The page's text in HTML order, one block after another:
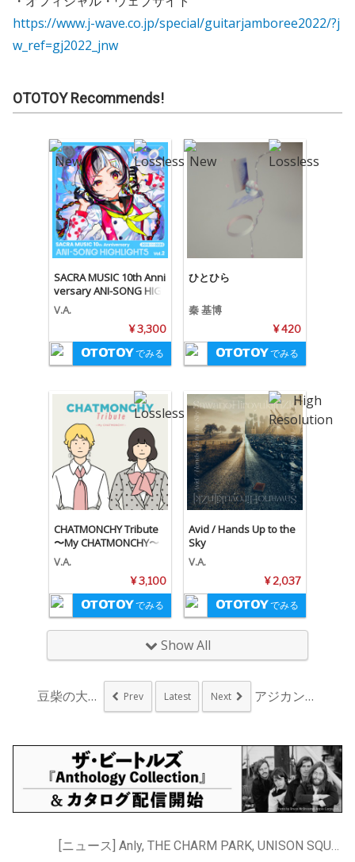
https://www.j-wave.co.jp/special/guitarjamboree2022/?j
w_ref=gj2022_jnw
OTOTOY Recommends!
SACRA MUSIC 10th Anni
versary ANI-SONG HIG
HLIGHTS Vol.2 2019-202
0
V.A.
¥ 3,300
でみる
ひとひら
秦 基博
¥ 420
でみる
CHATMONCHY Tribute
〜My CHATMONCHY〜
V.A.
¥ 3,100
でみる
Avid / Hands Up to the
Sky
V.A.
¥ 2,037
でみる
Show All
豆柴の大群、新曲「桜... Prev Latest Next アジカン、10th ...
[ニュース] Anly, THE CHARM PARK, UNISON SQUARE GARDEN, くるり, トータス松本, フジファブリック, 大橋トリオ, 木村カエラ, 森山直太朗, 秦 基博